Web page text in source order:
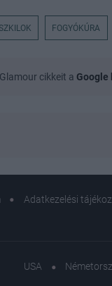
FOGYÓKÚRA
cikkeit a Google
Adatkezelési
USA